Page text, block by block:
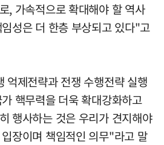
, 가속적으로 확대해야 할 역사
성은 더 한층 부상되고 있다"고
억제전략과 전쟁 수행전략 실행
핵무력을 더욱 확대강화하고
행사하는 것은 우리가 견지해야
장이며 책임적인 의무"라고 말